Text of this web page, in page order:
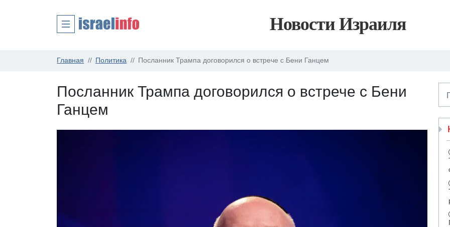
Новости Израиля
Главная Политика Посланник Трампа договорился о встрече с Бени Ганцем
Посланник Трампа договорился о встрече с Бени
Ганцем